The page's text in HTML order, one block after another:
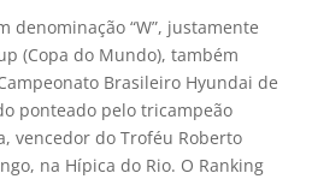
denominação “W”, justamente
(Copa do Mundo), também
Brasileiro Hyundai de
ponteado pelo tricampeão
vencedor do Troféu Roberto
na Hípica do Rio. O Ranking